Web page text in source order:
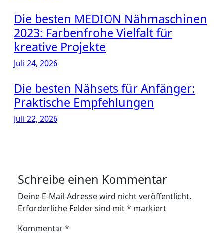
Die besten MEDION Nähmaschinen
2023: Farbenfrohe Vielfalt für
kreative Projekte
Juli 24, 2026
Die besten Nähsets für Anfänger:
Praktische Empfehlungen
Juli 22, 2026
Schreibe einen Kommentar
Deine E-Mail-Adresse wird nicht veröffentlicht.
Erforderliche Felder sind mit* markiert
Kommentar*